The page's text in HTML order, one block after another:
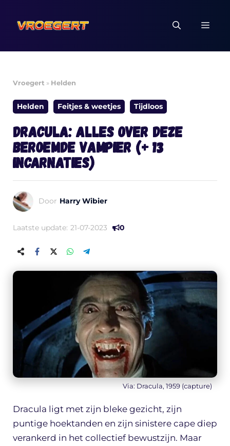
naar
inhoud
Vroegert » Helden
Helden Feitjes & weetjes Tijdloos
Dracula: alles over deze
beroemde vampier (+ 13
incarnaties)
Door Harry Wibier
Laatste update: 21-07-2023 0
Via: Dracula, 1959 (capture)
Dracula ligt met zijn bleke gezicht, zijn
puntige hoektanden en zijn sinistere cape diep
verankerd in het collectief bewustzijn. Maar